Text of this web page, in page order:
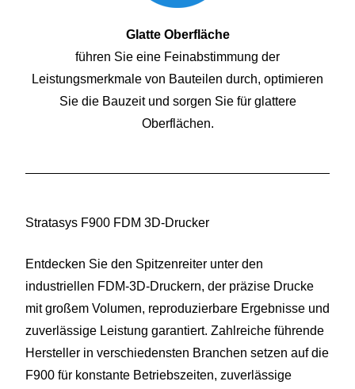
Glatte Oberfläche
führen Sie eine Feinabstimmung der
Leistungsmerkmale von Bauteilen durch, optimieren
Sie die Bauzeit und sorgen Sie für glattere
Oberflächen.
Stratasys F900 FDM 3D-Drucker
Entdecken Sie den Spitzenreiter unter den
industriellen FDM-3D-Druckern, der präzise Drucke
mit großem Volumen, reproduzierbare Ergebnisse und
zuverlässige Leistung garantiert. Zahlreiche führende
Hersteller in verschiedensten Branchen setzen auf die
F900 für konstante Betriebszeiten, zuverlässige